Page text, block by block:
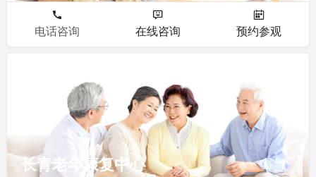
电话咨询 在线咨询 预约参观
长青老年康复中心